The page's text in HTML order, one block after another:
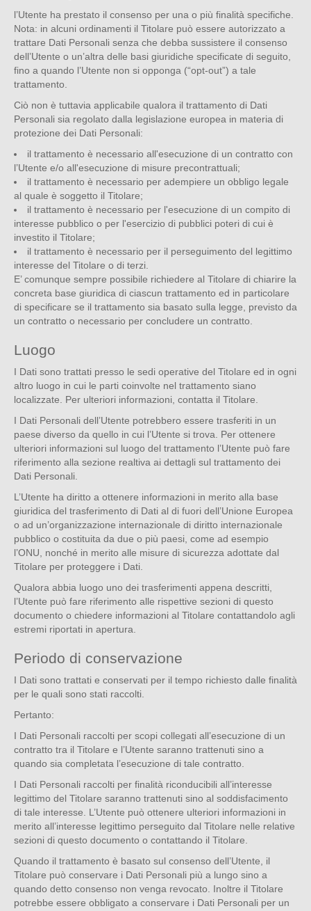
l’Utente ha prestato il consenso per una o più finalità specifiche.
Nota: in alcuni ordinamenti il Titolare può essere autorizzato a
trattare Dati Personali senza che debba sussistere il consenso
dell’Utente o un’altra delle basi giuridiche specificate di seguito,
fino a quando l’Utente non si opponga (“opt-out”) a tale
trattamento.
Ciò non è tuttavia applicabile qualora il trattamento di Dati
Personali sia regolato dalla legislazione europea in materia di
protezione dei Dati Personali:
il trattamento è necessario all'esecuzione di un contratto con
l’Utente e/o all'esecuzione di misure precontrattuali;
il trattamento è necessario per adempiere un obbligo legale
al quale è soggetto il Titolare;
il trattamento è necessario per l'esecuzione di un compito di
interesse pubblico o per l'esercizio di pubblici poteri di cui è
investito il Titolare;
il trattamento è necessario per il perseguimento del legittimo
interesse del Titolare o di terzi.
E’ comunque sempre possibile richiedere al Titolare di chiarire la
concreta base giuridica di ciascun trattamento ed in particolare
di specificare se il trattamento sia basato sulla legge, previsto da
un contratto o necessario per concludere un contratto.
Luogo
I Dati sono trattati presso le sedi operative del Titolare ed in ogni
altro luogo in cui le parti coinvolte nel trattamento siano
localizzate. Per ulteriori informazioni, contatta il Titolare.
I Dati Personali dell’Utente potrebbero essere trasferiti in un
paese diverso da quello in cui l’Utente si trova. Per ottenere
ulteriori informazioni sul luogo del trattamento l’Utente può fare
riferimento alla sezione realtiva ai dettagli sul trattamento dei
Dati Personali.
L’Utente ha diritto a ottenere informazioni in merito alla base
giuridica del trasferimento di Dati al di fuori dell’Unione Europea
o ad un’organizzazione internazionale di diritto internazionale
pubblico o costituita da due o più paesi, come ad esempio
l’ONU, nonché in merito alle misure di sicurezza adottate dal
Titolare per proteggere i Dati.
Qualora abbia luogo uno dei trasferimenti appena descritti,
l’Utente può fare riferimento alle rispettive sezioni di questo
documento o chiedere informazioni al Titolare contattandolo agli
estremi riportati in apertura.
Periodo di conservazione
I Dati sono trattati e conservati per il tempo richiesto dalle finalità
per le quali sono stati raccolti.
Pertanto:
I Dati Personali raccolti per scopi collegati all’esecuzione di un
contratto tra il Titolare e l’Utente saranno trattenuti sino a
quando sia completata l’esecuzione di tale contratto.
I Dati Personali raccolti per finalità riconducibili all’interesse
legittimo del Titolare saranno trattenuti sino al soddisfacimento
di tale interesse. L’Utente può ottenere ulteriori informazioni in
merito all’interesse legittimo perseguito dal Titolare nelle relative
sezioni di questo documento o contattando il Titolare.
Quando il trattamento è basato sul consenso dell’Utente, il
Titolare può conservare i Dati Personali più a lungo sino a
quando detto consenso non venga revocato. Inoltre il Titolare
potrebbe essere obbligato a conservare i Dati Personali per un